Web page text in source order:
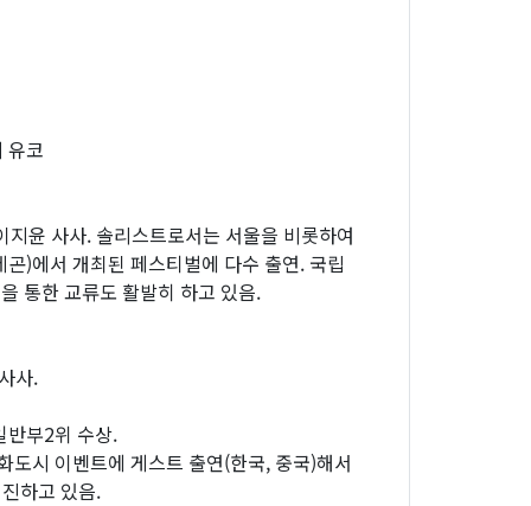
유코
윤 사사. 솔리스트로서는 서울을 비롯하여
)에서 개최된 페스티벌에 다수 출연. 국립
통한 교류도 활발히 하고 있음.
사.
반부2위 수상.
시 이벤트에 게스트 출연(한국, 중국)해서
하고 있음.